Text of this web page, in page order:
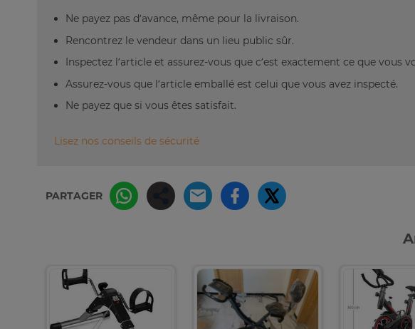
Ne payez pas d’avance, même pour la livraison.
Rencontrez le vendeur dans un lieu public sûr.
Inspectez l’article et assurez-vous que c’est exactement ce que vous
Assurez-vous que l’article emballé est celui que vous avez inspecté.
Ne payez que si vous êtes satisfait.
Lisez nos conseils de sécurité
PARTAGER